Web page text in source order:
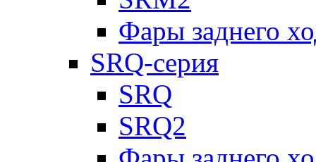
Фары заднего
SRQ-серия
SRQ
SRQ2